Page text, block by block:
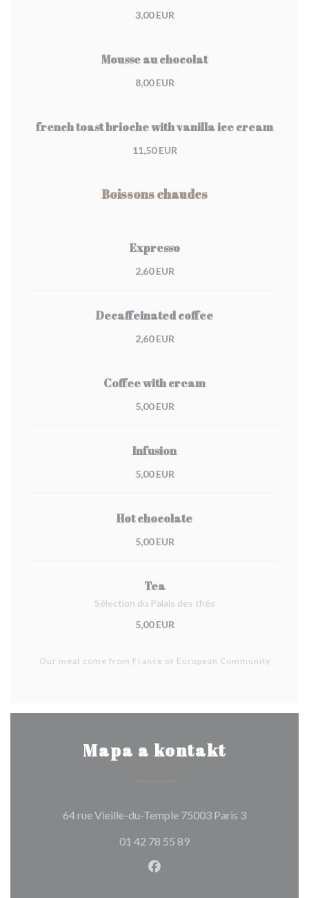
3,00 EUR
Mousse au chocolat
8,00 EUR
french toast brioche with vanilla ice cream
11,50 EUR
Boissons chaudes
Expresso
2,60 EUR
Decaffeinated coffee
2,60 EUR
Coffee with cream
5,00 EUR
Infusion
5,00 EUR
Hot chocolate
5,00 EUR
Tea
Sélection du Palais des thés
5,00 EUR
Our meat come from France or European Community
Mapa a kontakt
64 rue Vieille-du-Temple 75003 Paris 3((otevře se v
01 42 78 55 89
Facebook ((otevře se v